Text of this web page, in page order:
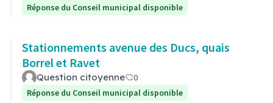
Réponse du Conseil municipal disponible
Stationnements avenue des Ducs, quais
Borrel et Ravet
Question citoyenne
0
Réponse du Conseil municipal disponible